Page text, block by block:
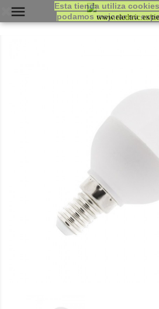

Esta tienda utiliza
podamos mejorar su